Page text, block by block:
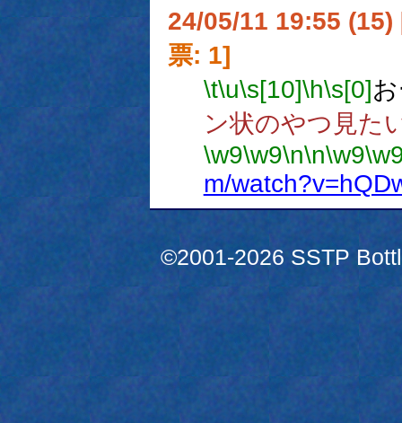
24/05/11 19:55 (15)
票: 1]
\t\u\s[10]\h\s[0]
ン状のやつ見た
\w9\w9\n\n\w9
m/
©2001-2026 SSTP